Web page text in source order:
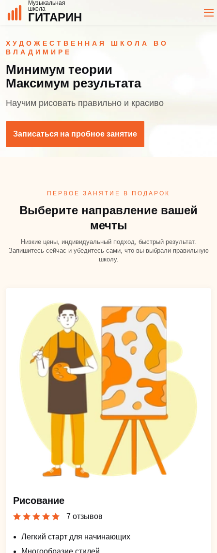
Музыкальная
школа
ГИТАРИН
ХУДОЖЕСТВЕННАЯ ШКОЛА ВО
ВЛАДИМИРЕ
Минимум теории
Максимум результата
Научим рисовать правильно и красиво
Записаться на пробное занятие
ПЕРВОЕ ЗАНЯТИЕ В ПОДАРОК
Выберите направление вашей
мечты
Низкие цены, индивидуальный подход, быстрый результат.
Запишитесь сейчас и убедитесь сами, что вы выбрали правильную
школу.
Рисование
7 отзывов
Легкий старт для начинающих
Многообразие стилей